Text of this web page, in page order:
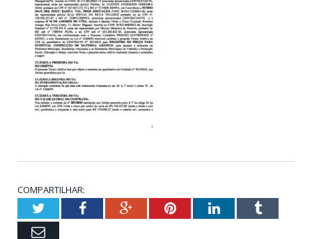
COMPARTILHAR:
TwitterFacebookGoogle+PinterestLinkedInTumblr
Email